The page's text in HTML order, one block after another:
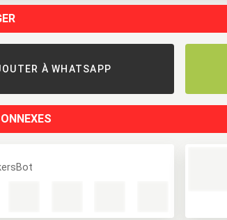
À WHATSAPP